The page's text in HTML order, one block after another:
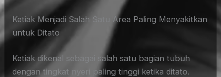
Ketiak Menjadi Salah Satu Area Paling Menyakitkan
untuk Ditato
Ketiak dikenal sebagai salah satu bagian tubuh
dengan tingkat nyeri paling tinggi ketika ditato.